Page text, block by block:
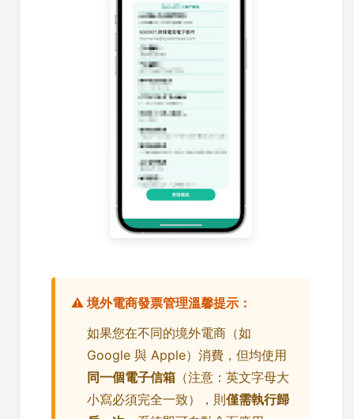
⚠️ 境外電商發票管理溫馨提示：
如果您在不同的境外電商（如
Google 與 Apple）消費，但均使用
同一個電子信箱 （注意：英文字母大
小寫必須完全一致），則僅需執行歸